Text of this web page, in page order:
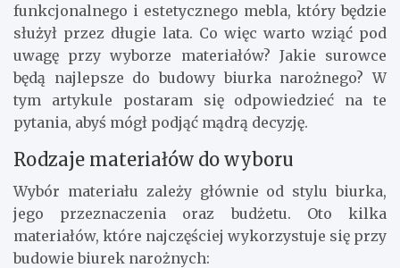
funkcjonalnego i estetycznego mebla, który będzie
służył przez długie lata. Co więc warto wziąć pod
uwagę przy wyborze materiałów? Jakie surowce
będą najlepsze do budowy biurka narożnego? W
tym artykule postaram się odpowiedzieć na te
pytania, abyś mógł podjąć mądrą decyzję.
Rodzaje materiałów do wyboru
Wybór materiału zależy głównie od stylu biurka,
jego przeznaczenia oraz budżetu. Oto kilka
materiałów, które najczęściej wykorzystuje się przy
budowie biurek narożnych: